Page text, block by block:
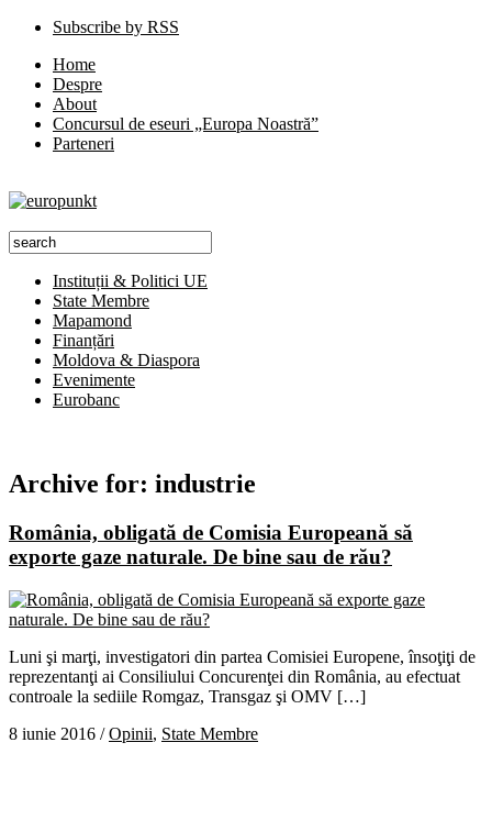
Subscribe by RSS
Home
Despre
About
Concursul de eseuri „Europa Noastră”
Parteneri
Instituții & Politici UE
State Membre
Mapamond
Finanțări
Moldova & Diaspora
Evenimente
Eurobanc
Archive for: industrie
România, obligată de Comisia Europeană să
exporte gaze naturale. De bine sau de rău?
Luni şi marţi, investigatori din partea Comisiei Europene, însoţiţi de
reprezentanţi ai Consiliului Concurenţei din România, au efectuat
controale la sediile Romgaz, Transgaz şi OMV […]
8 iunie 2016 /Opinii, State Membre